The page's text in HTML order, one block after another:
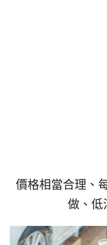
價格相當合理、
做、低